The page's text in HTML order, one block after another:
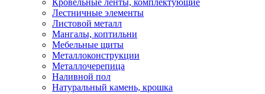
Лестничные элементы
Листовой металл
Мангалы, коптильни
Мебельные щиты
Металлоконструкции
Металлочерепица
Наливной пол
Натуральный камень, крошка